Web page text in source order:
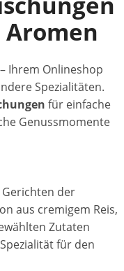
– Ihrem Onlineshop
Spezialitäten.
für einfache
Genussmomente
der
aus cremigem Reis,
Zutaten
für den